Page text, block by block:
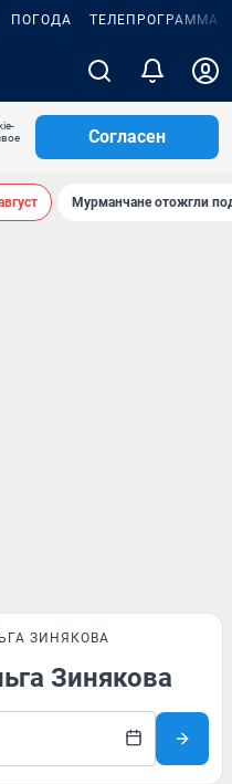
ПОГОДА ТЕЛЕПРОГРАММА
Согласен
Мурманчане отожгли
ЗИНЯКОВА
Зинякова